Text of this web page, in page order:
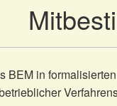
BEM in